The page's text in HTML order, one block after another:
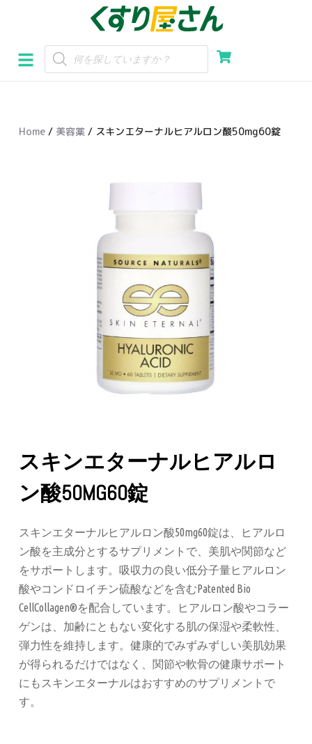
ン
テ
スHome / 美容薬 / スキンエターナルヒアルロン酸50mg60錠
スキンエターナルヒアルロ
ン酸50MG60錠
スキンエターナルヒアルロン酸50mg60錠は、ヒアルロ
ン酸を主成分とするサプリメントで、美肌や関節など
をサポートします。吸収力の良い低分子量ヒアルロン
酸やコンドロイチン硫酸などを含むPatented Bio
CellCollagen®を配合しています。ヒアルロン酸やコラー
ゲンは、加齢にともない変化する肌の保湿や柔軟性、
弾力性を維持します。健康的でみずみずしい美肌効果
が得られるだけではなく、関節や軟骨の健康サポート
にもスキンエターナルはおすすめのサプリメントで
す。